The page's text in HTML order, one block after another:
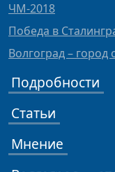
ЧМ-2018
Победа в
Волгоград –
Подробности
Статьи
Мнение